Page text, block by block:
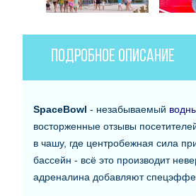
ПОДРОБНОЕ ОПИСАНИЕ
SpaceBowl - незабываемый
восторженные отзывы
в чашу, где центробежная сила
бассейн - всё это производит
адреналина добавляют